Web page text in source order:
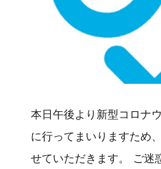
本日午後より新型コロナ
に行ってまいりますため
せていただきます。 ご迷